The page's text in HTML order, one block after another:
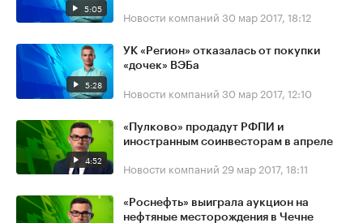
5:05 Новости компаний 30 мар 2017, 18:12
5:28
УК «Регион» отказалась от покупки
«дочек» ВЭБа
Новости компаний 30 мар 2017, 12:10
4:52
«Пулково» продадут РФПИ и
иностранным соинвесторам в апреле
Новости компаний 29 мар 2017, 18:11
«Роснефть» выиграла аукцион на
нефтяные месторождения в Чечне